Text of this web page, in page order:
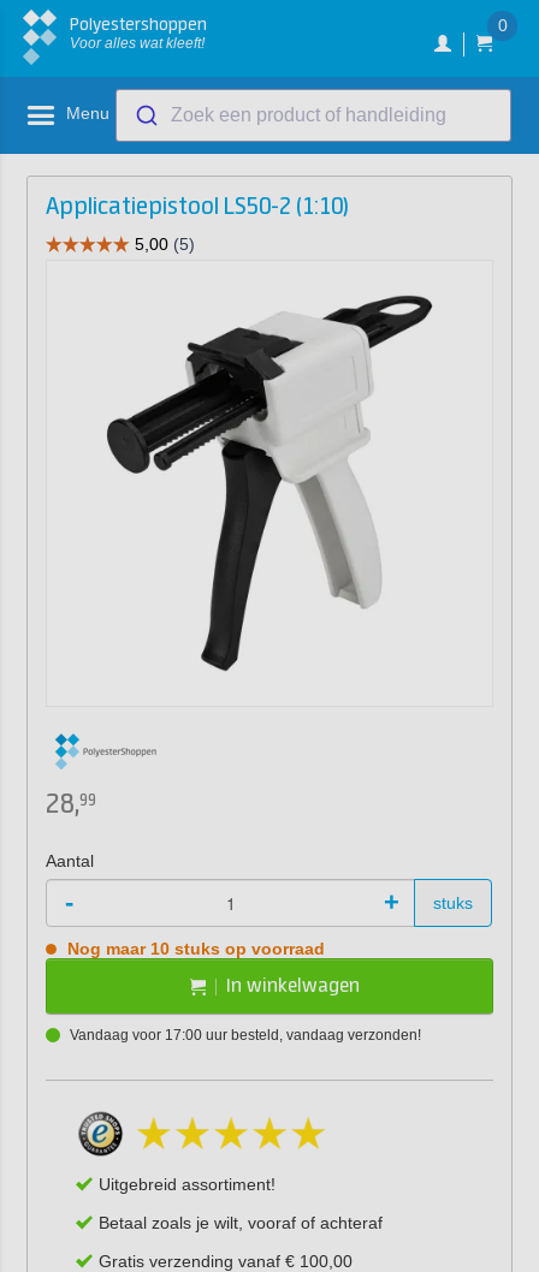
Polyestershoppen
Voor alles wat kleeft!
0
Menu Zoek een product of handleiding
Applicatiepistool LS50-2 (1:10)
28,99
Aantal
- + stuks
Nog maar 10 stuks op voorraad
In winkelwagen
Vandaag voor 17:00 uur besteld, vandaag verzonden!
Uitgebreid assortiment!
Betaal zoals je wilt, vooraf of achteraf
Gratis verzending vanaf € 100,00